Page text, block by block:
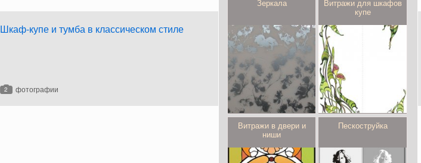
Шкаф-купе и тумба в классическом стиле
2 фотографии
Зеркала Витражи для шкафов
купе
Витражи в двери и
ниши
Пескоструйка